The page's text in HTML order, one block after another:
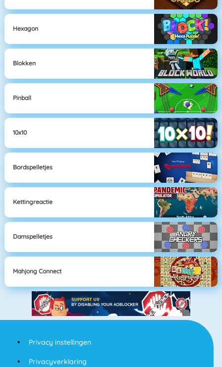
Hexagon
Blokken
Pinball
10x10
Bordspelletjes
Kettingreactie
Damspelletjes
Mahjong Connect
Privacy instellingen
Privacyverklaring